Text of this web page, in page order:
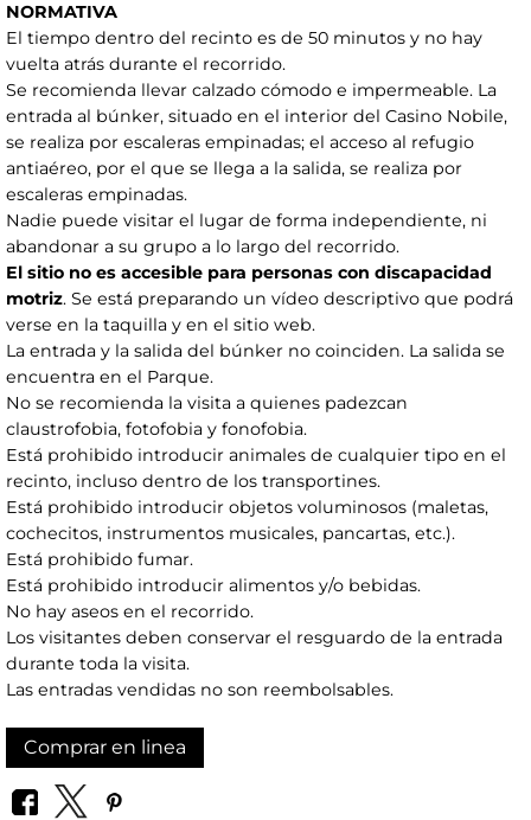
NORMATIVA
El tiempo dentro del recinto es de 50 minutos y no hay
vuelta atrás durante el recorrido.
Se recomienda llevar calzado cómodo e impermeable. La
entrada al búnker, situado en el interior del Casino Nobile,
se realiza por escaleras empinadas; el acceso al refugio
antiaéreo, por el que se llega a la salida, se realiza por
escaleras empinadas.
Nadie puede visitar el lugar de forma independiente, ni
abandonar a su grupo a lo largo del recorrido.
El sitio no es accesible para personas con discapacidad
motriz. Se está preparando un vídeo descriptivo que podrá
verse en la taquilla y en el sitio web.
La entrada y la salida del búnker no coinciden. La salida se
encuentra en el Parque.
No se recomienda la visita a quienes padezcan
claustrofobia, fotofobia y fonofobia.
Está prohibido introducir animales de cualquier tipo en el
recinto, incluso dentro de los transportines.
Está prohibido introducir objetos voluminosos (maletas,
cochecitos, instrumentos musicales, pancartas, etc.).
Está prohibido fumar.
Está prohibido introducir alimentos y/o bebidas.
No hay aseos en el recorrido.
Los visitantes deben conservar el resguardo de la entrada
durante toda la visita.
Las entradas vendidas no son reembolsables.
Comprar en linea